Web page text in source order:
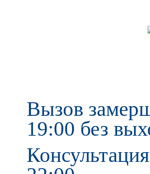
Вызов
19:00 без